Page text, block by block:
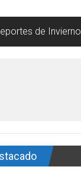
de Invierno